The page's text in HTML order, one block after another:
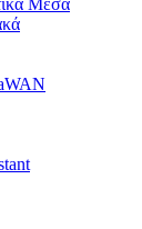
Μέσα